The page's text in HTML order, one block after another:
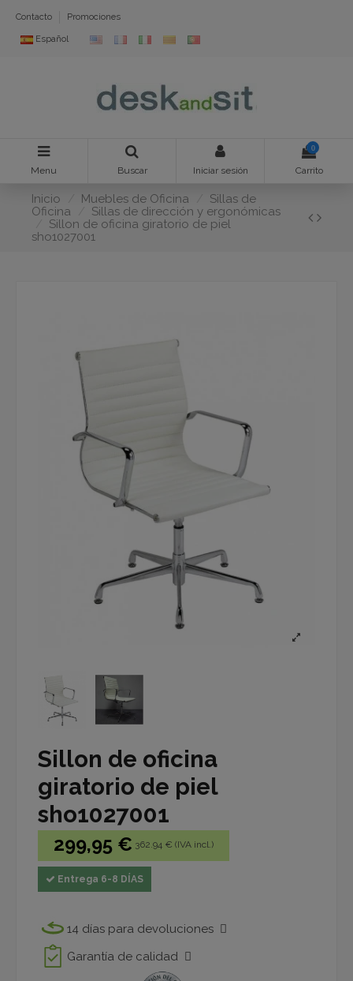
Contacto Promociones
Español
Menu Buscar Iniciar sesión
0
Carrito
Inicio Muebles de Oficina
Sillas de
Oficina
Sillas de dirección y ergonómicas
Sillon de oficina giratorio de piel
sho1027001
Sillon de oficina
giratorio de piel
sho1027001
299,95 € 362.94 € (IVA incl.)
Entrega 6-8 DÍAS
14 días para devoluciones
Garantía de calidad